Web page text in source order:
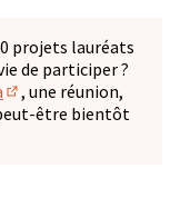
projets lauréats
de participer ?
(S'ouvre dans un
, une réunion,
être bientôt